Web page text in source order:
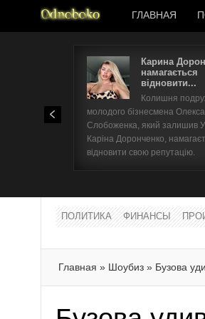
ГЛАВНАЯ
Карина
намагається
відновити...
Колишня
молодого бізнесмена
Слобоженка, який залишив
Каріна Доронченко,
відновити свою репутацію.
ПОЛИТИКА ФИНАНСЫ
Главная » Шоубиз » Бузова